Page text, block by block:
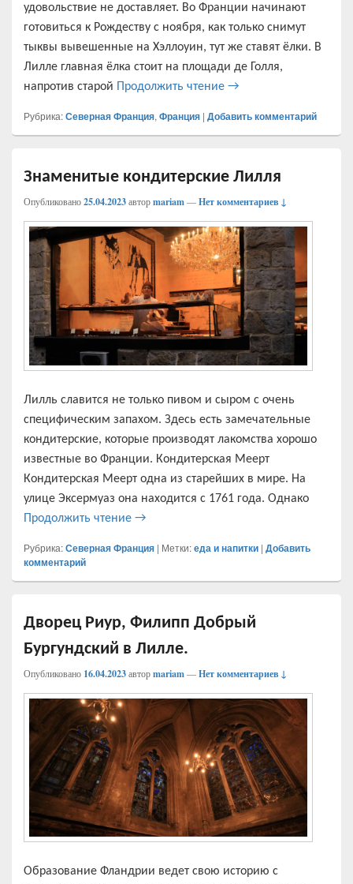
удовольствие не доставляет. Во Франции начинают
готовиться к Рождеству с ноября, как только снимут
тыквы вывешенные на Хэллоуин, тут же ставят ёлки. В
Лилле главная ёлка стоит на площади де Голля,
напротив старой Продолжить чтение Главная площадь
→
Рубрика:Северная Франция, Франция | Добавить комментарий
Знаменитые кондитерские Лилля
Опубликовано25.04.2023авторmariam—Нет комментариев ↓
Лилль славится не только пивом и сыром с очень
специфическим запахом. Здесь есть замечательные
кондитерские, которые производят лакомства хорошо
известные во Франции. Кондитерская Меерт
Кондитерская Меерт одна из старейших в мире. На
улице Эксермуаз она находится с 1761 года. Однако
Продолжить чтение Знаменитые кондитерские Лилля
→
Рубрика:Северная Франция | Метки:еда и напитки | Добавить
комментарий
Дворец Риур, Филипп Добрый
Бургундский в Лилле.
Опубликовано 16.04.2023авторmariam—Нет комментариев ↓
Образование Фландрии ведет свою историю с